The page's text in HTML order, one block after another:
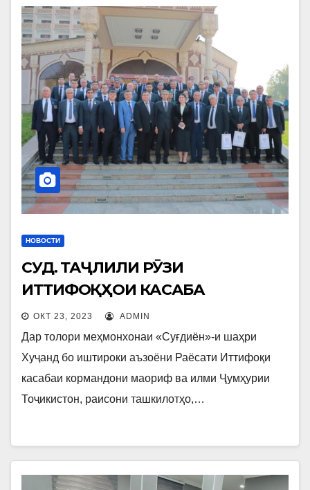
НОВОСТИ
СУҒД. ТАҶЛИЛИ РӮЗИ
ИТТИФОҚҲОИ КАСАБА
ОКТ 23, 2023 ADMIN
Дар толори меҳмонхонаи «Суғдиён»-и шаҳри
Хуҷанд бо иштироки аъзоёни Раёсати Иттифоқи
касабаи кормандони маориф ва илми Ҷумҳурии
Тоҷикистон, раисони ташкилотҳо,…